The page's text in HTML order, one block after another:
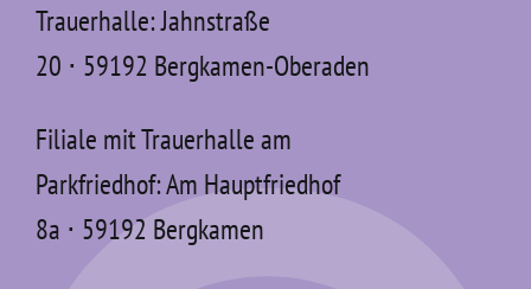
Trauerhalle: Jahnstraße
20 ⋅ 59192 Bergkamen-Oberaden
Filiale mit Trauerhalle am
Parkfriedhof: Am Hauptfriedhof
8a ⋅ 59192 Bergkamen